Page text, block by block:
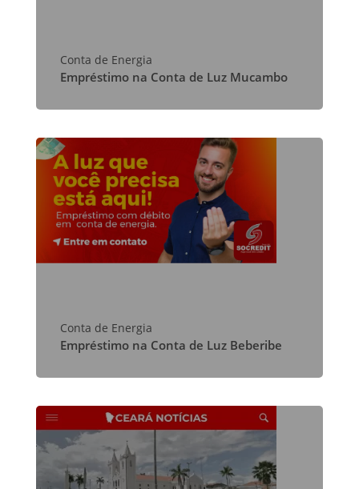
Conta de Energia
Empréstimo na Conta de Luz Mucambo
Conta de Energia
Empréstimo na Conta de Luz Beberibe